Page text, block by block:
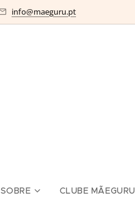
info@maeguru.pt
SOBRE CLUBE MÃEGURU